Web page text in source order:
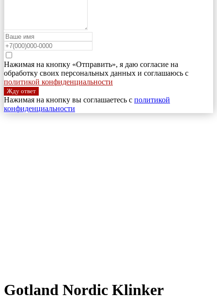
Нажимая на кнопку «Отправить», я даю согласие на
обработку своих персональных данных и соглашаюсь с
политикой конфиденциальности
Жду ответ
Нажимая на кнопку вы соглашаетесь с политикой
конфиденциальности
Gotland Nordic Klinker